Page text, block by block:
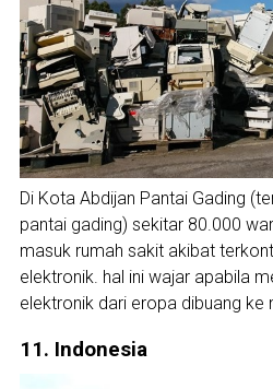
Di Kota Abdijan Pantai Gading
pantai gading) sekitar 80.000
masuk rumah sakit akibat
elektronik. hal ini wajar apabila
elektronik dari eropa dibuang ke
11. Indonesia